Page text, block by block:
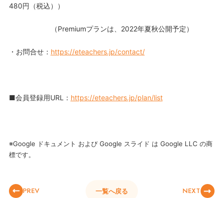
480円（税込））
（Premiumプランは、2022年夏秋公開予定）
・お問合せ： https://eteachers.jp/contact/
■会員登録用URL： https://eteachers.jp/plan/list
※Google ドキュメント および Google スライド は Google LLC の商
標です。
PREV 一覧へ戻る NEXT